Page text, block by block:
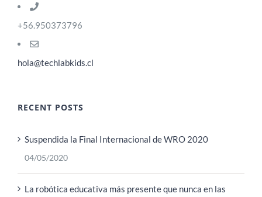
+56.950373796
hola@techlabkids.cl
RECENT POSTS
Suspendida la Final Internacional de WRO 2020
04/05/2020
La robótica educativa más presente que nunca en las